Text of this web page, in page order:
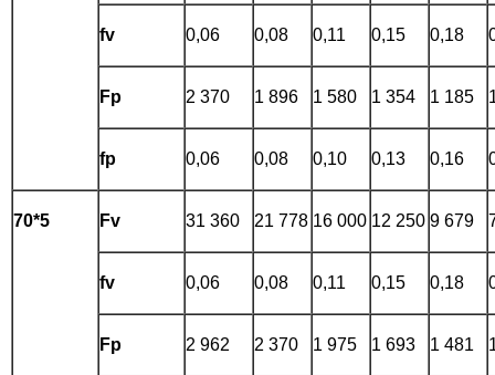
fv 0,06 0,08 0,11 0,15 0,18
Fp 2 370 1 896 1 580 1 354 1 185
fp 0,06 0,08 0,10 0,13 0,16
70*5 Fv 31 360 21 778 16 000 12 250 9 679
fv 0,06 0,08 0,11 0,15 0,18
Fp 2 962 2 370 1 975 1 693 1 481